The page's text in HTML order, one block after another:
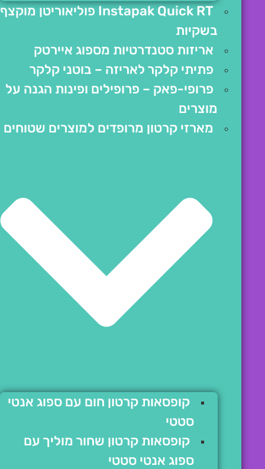
Instapak Quick RT פוליאוריטן מוקצף
בשקיות
אריזות סטנדרטיות מספוג איירטק
פתיתי קלקר לאריזה – בוטני קלקר
פרופי-פאק – פרופילים ופינות הגנה על
מוצרים
מארזי קרטון מרופדים למוצרים שטוחים
קופסאות קרטון חום עם ספוג אנטי
סטטי
קופסאות קרטון שחור מוליך עם
ספוג אנטי סטטי